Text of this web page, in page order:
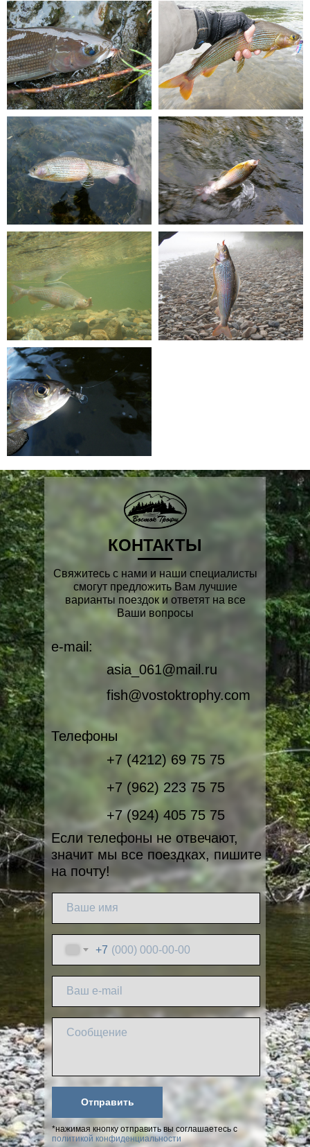
Если телефоны не отвечают,
значит мы все поездках, пишите
на почту!
+7 (924) 405 75 75
+7 (962) 223 75 75
+7 (4212) 69 75 75
Телефоны
fish@vostoktrophy.com
asia_061@mail.ru
e-mail:
Свяжитесь с нами и наши специалисты
смогут предложить Вам лучшие
варианты поездок и ответят на все
Ваши вопросы
КОНТАКТЫ
*нажимая кнопку отправить вы соглашаетесь с
политикой конфиденциальности
+7
Отправить